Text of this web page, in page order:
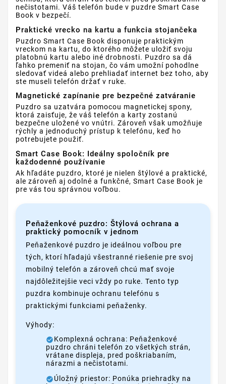
nečistotami. Váš telefón bude v puzdre Smart Case
Book v bezpečí.
Praktické vrecko na kartu a funkcia stojančeka
Puzdro Smart Case Book disponuje praktickým
vreckom na kartu, do ktorého môžete uložiť svoju
platobnú kartu alebo iné drobnosti. Puzdro sa dá
ľahko premeniť na stojan, čo vám umožní pohodlne
sledovať videá alebo prehliadať internet bez toho, aby
ste museli telefón držať v ruke.
Magnetické zapínanie pre bezpečné zatváranie
Puzdro sa uzatvára pomocou magnetickej spony,
ktorá zaisťuje, že váš telefón a karty zostanú
bezpečne uložené vo vnútri. Zároveň však umožňuje
rýchly a jednoduchý prístup k telefónu, keď ho
potrebujete použiť.
Smart Case Book: Ideálny spoločník pre
každodenné používanie
Ak hľadáte puzdro, ktoré je nielen štýlové a praktické,
ale zároveň aj odolné a funkčné, Smart Case Book je
pre vás tou správnou voľbou.
Peňaženkové puzdro: Štýlová ochrana a
praktický pomocník v jednom
Peňaženkové puzdro je ideálnou voľbou pre
tých, ktorí hľadajú všestranné riešenie pre svoj
mobilný telefón a zároveň chcú mať svoje
najdôležitejšie veci vždy po ruke. Tento typ
puzdra kombinuje ochranu telefónu s
praktickými funkciami peňaženky.
Výhody:
Komplexná ochrana: Peňaženkové
puzdro chráni telefón zo všetkých strán,
vrátane displeja, pred poškriabaním,
nárazmi a nečistotami.
Úložný priestor: Ponúka priehradky na